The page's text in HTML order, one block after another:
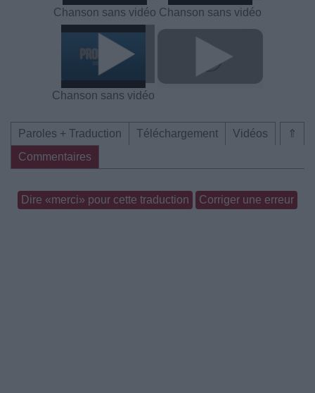
Chanson sans vidéo Chanson sans vidéo
Chanson sans vidéo
⇑
Paroles + Traduction Téléchargement
Vidéos
Commentaires
Dire «merci» pour cette traduction Corriger une erreur